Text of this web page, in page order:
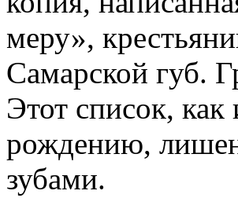
меру»,
Самарской губ.
Этот список,
рождению,
зубами.